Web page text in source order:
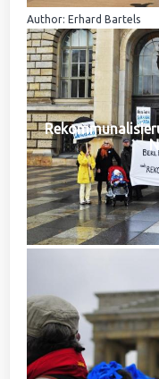
Author: Erhard Bartels